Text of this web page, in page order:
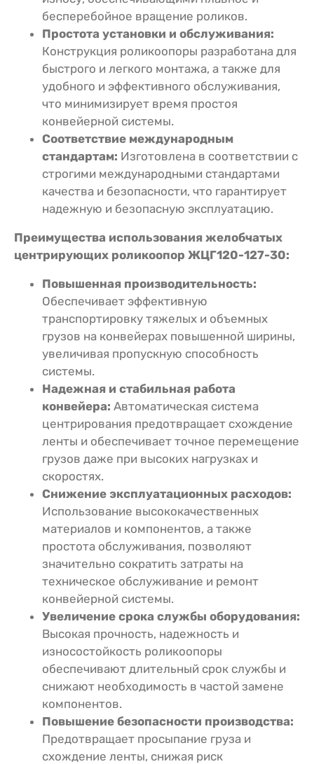
бесперебойное вращение роликов.
Простота установки и обслуживания:
Конструкция роликоопоры разработана для
быстрого и легкого монтажа, а также для
удобного и эффективного обслуживания,
что минимизирует время простоя
конвейерной системы.
Соответствие международным
стандартам: Изготовлена в соответствии с
строгими международными стандартами
качества и безопасности, что гарантирует
надежную и безопасную эксплуатацию.
Преимущества использования желобчатых
центрирующих роликоопор ЖЦГ120-127-30:
Повышенная производительность:
Обеспечивает эффективную
транспортировку тяжелых и объемных
грузов на конвейерах повышенной ширины,
увеличивая пропускную способность
системы.
Надежная и стабильная работа
конвейера: Автоматическая система
центрирования предотвращает схождение
ленты и обеспечивает точное перемещение
грузов даже при высоких нагрузках и
скоростях.
Снижение эксплуатационных расходов:
Использование высококачественных
материалов и компонентов, а также
простота обслуживания, позволяют
значительно сократить затраты на
техническое обслуживание и ремонт
конвейерной системы.
Увеличение срока службы оборудования:
Высокая прочность, надежность и
износостойкость роликоопоры
обеспечивают длительный срок службы и
снижают необходимость в частой замене
компонентов.
Повышение безопасности производства:
Предотвращает просыпание груза и
схождение ленты, снижая риск